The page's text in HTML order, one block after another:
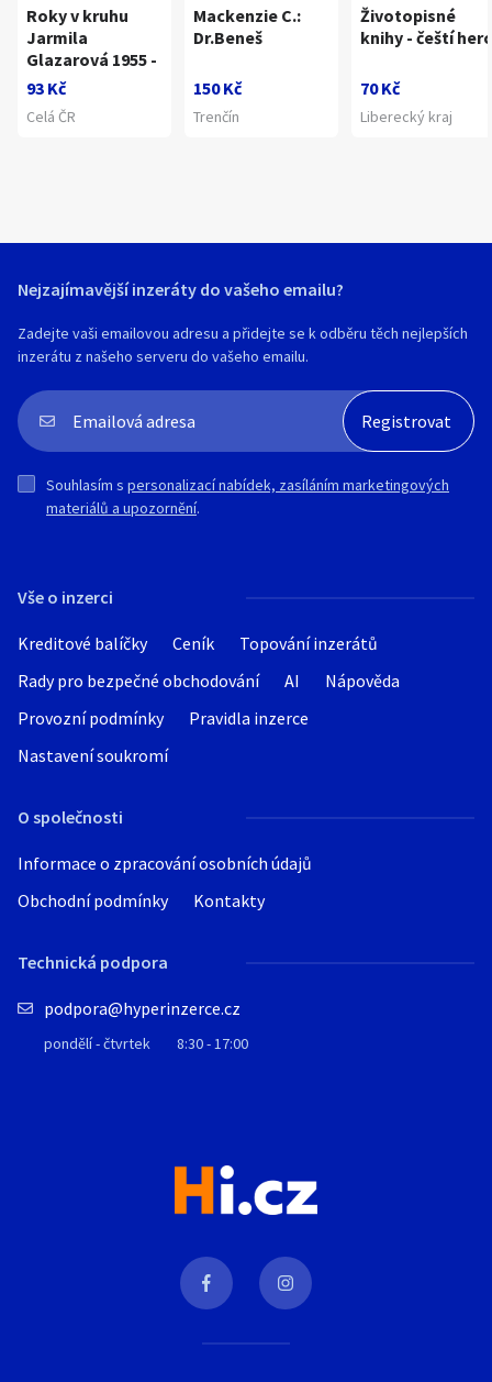
Roky v kruhu
Jarmila
Glazarová 1955 -
93 Kč
Celá ČR
Mackenzie C.:
Dr.Beneš
150 Kč
Trenčín
Životopisné
knihy - čeští
70 Kč
Liberecký kraj
Vše o inzerci
Kreditové balíčky Ceník
Topování inzerátů
Rady pro bezpečné obchodování
AI
Nápověda
Provozní podmínky
Pravidla inzerce
Nastavení soukromí
O společnosti
Informace o zpracování osobních údajů
Obchodní podmínky
Kontakty
Technická podpora
podpora@hyperinzerce.cz
pondělí - čtvrtek 8:30 - 17:00
Nejzajímavější inzeráty do vašeho emailu?
Zadejte vaši emailovou adresu a přidejte se k odběru těch nejlepších
inzerátu z našeho serveru do vašeho emailu.
Souhlasím s personalizací nabídek, zasíláním marketingových
materiálů a upozornění.